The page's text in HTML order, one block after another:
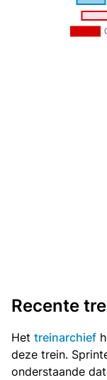
Recente
Het treinarchief
deze trein.
onderstaande